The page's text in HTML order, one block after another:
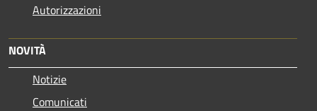
Autorizzazioni
NOVITÀ
Notizie
Comunicati